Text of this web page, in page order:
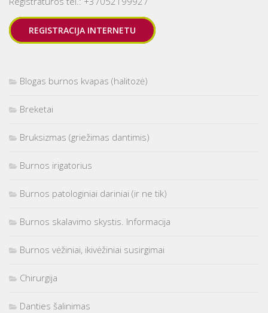
REGISTRACIJA INTERNETU
Blogas burnos kvapas (halitozė)
Breketai
Bruksizmas (griežimas dantimis)
Burnos irigatorius
Burnos patologiniai dariniai (ir ne tik)
Burnos skalavimo skystis. Informacija
Burnos vėžiniai, ikivėžiniai susirgimai
Chirurgija
Danties šalinimas